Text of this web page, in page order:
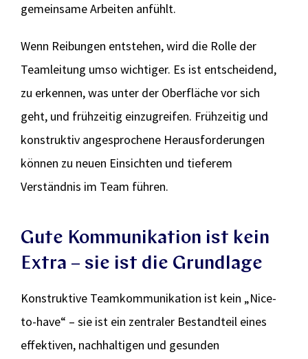
gemeinsame Arbeiten anfühlt.
Wenn Reibungen entstehen, wird die Rolle der
Teamleitung umso wichtiger. Es ist entscheidend,
zu erkennen, was unter der Oberfläche vor sich
geht, und frühzeitig einzugreifen. Frühzeitig und
konstruktiv angesprochene Herausforderungen
können zu neuen Einsichten und tieferem
Verständnis im Team führen.
Gute Kommunikation ist kein
Extra – sie ist die Grundlage
Konstruktive Teamkommunikation ist kein „Nice-
to-have“ – sie ist ein zentraler Bestandteil eines
effektiven, nachhaltigen und gesunden